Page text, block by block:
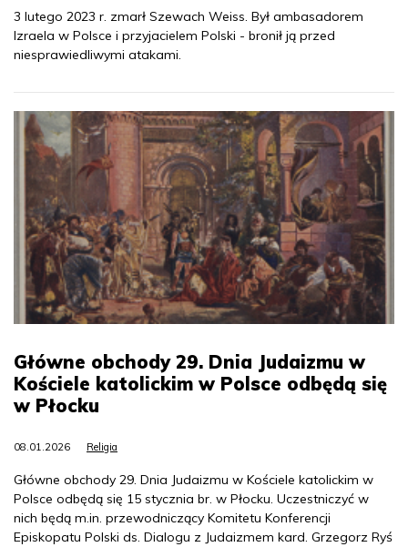
3 lutego 2023 r. zmarł Szewach Weiss. Był ambasadorem
Izraela w Polsce i przyjacielem Polski - bronił ją przed
niesprawiedliwymi atakami.
Główne obchody 29. Dnia Judaizmu w
Kościele katolickim w Polsce odbędą się
w Płocku
08.01.2026 Religia
Główne obchody 29. Dnia Judaizmu w Kościele katolickim w
Polsce odbędą się 15 stycznia br. w Płocku. Uczestniczyć w
nich będą m.in. przewodniczący Komitetu Konferencji
Episkopatu Polski ds. Dialogu z Judaizmem kard. Grzegorz Ryś